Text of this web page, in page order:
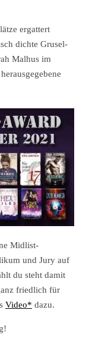
ergattert
dichte Grusel-
Malhus im
Midlist-
und Jury auf
du steht damit
friedlich für
Video* dazu.